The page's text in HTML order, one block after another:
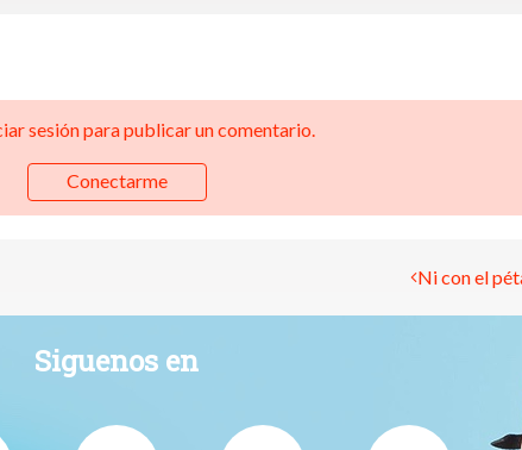
sesión para publicar un comentario.
Conectarme
Ni con el
Siguenos en